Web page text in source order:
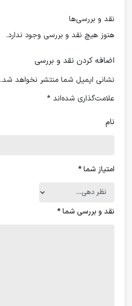
نقد و بررسی‌ها
هنوز هیچ نقد و بررسی وجود ندارد.
اضافه کردن نقد و بررسی
نشانی ایمیل شما منتشر نخواهد شد.
علامت‌گذاری شده‌اند *
نام
امتیاز شما*
نقد و بررسی شما*